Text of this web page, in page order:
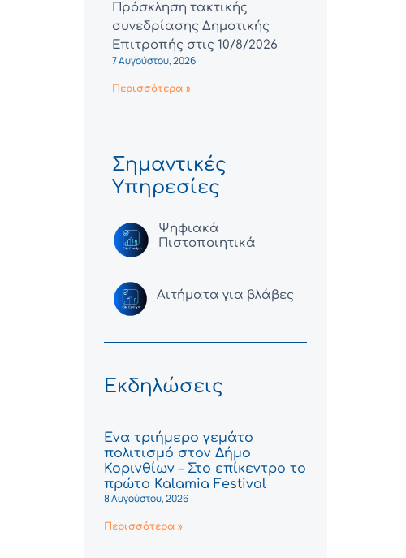
Πρόσκληση τακτικής
συνεδρίασης Δημοτικής
Επιτροπής στις 10/8/2026
7 Αυγούστου, 2026
Περισσότερα »
Σημαντικές
Υπηρεσίες
Ψηφιακά
Πιστοποιητικά
Αιτήματα για βλάβες
Εκδηλώσεις
Ένα τριήμερο γεμάτο
πολιτισμό στον Δήμο
Κορινθίων – Στο επίκεντρο το
πρώτο Kalamia Festival
8 Αυγούστου, 2026
Περισσότερα »